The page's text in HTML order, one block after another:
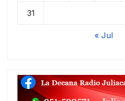
31
« Jul